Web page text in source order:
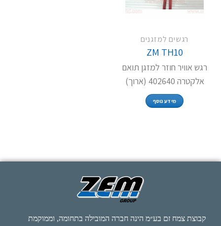
רגשים למזגנים
ZM TH10
רגש אוויר חוזר למזגן תואם
אלקטרה 402640 (ארוך)
מידע נוסף
קבוצת צמח זם בע״מ הינה חברה המובילה בתחומה, וממוקמת